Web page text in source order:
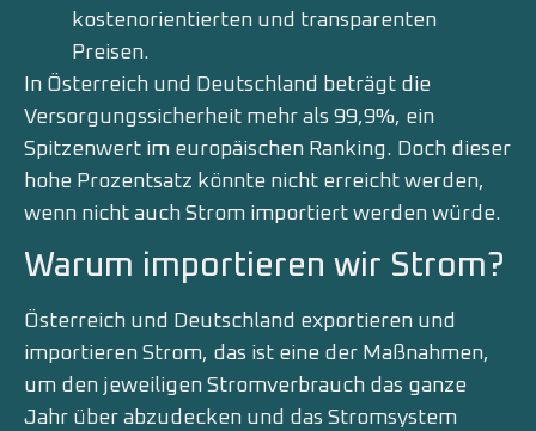
kostenorientierten und transparenten
Preisen.
In Österreich und Deutschland beträgt die
Versorgungssicherheit mehr als 99,9%, ein
Spitzenwert im europäischen Ranking. Doch dieser
hohe Prozentsatz könnte nicht erreicht werden,
wenn nicht auch Strom importiert werden würde.
Warum importieren wir Strom?
Österreich und Deutschland exportieren und
importieren Strom, das ist eine der Maßnahmen,
um den jeweiligen Stromverbrauch das ganze
Jahr über abzudecken und das Stromsystem